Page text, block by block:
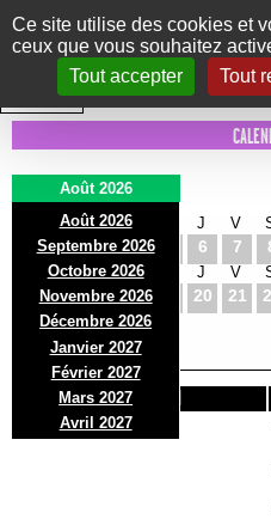
Panneau de gestion des cookies
Ce site utilise des cookies et
ceux que vous souhaitez
Tout accepter
Tout
Le Marni
CONCERTS DANSE/CIRQUE THÉÂTRE
INTRA MUROS
Août 2026
Août 2026
Septembre 2026
Octobre 2026
Novembre 2026
Décembre 2026
Janvier 2027
Février 2027
Mars 2027
Avril 2027
D
2
L
3
M
4
J
6
V
7
D
16
L
17
M
18
J
20
V
21
D
30
L
31
PRÉSENTATION